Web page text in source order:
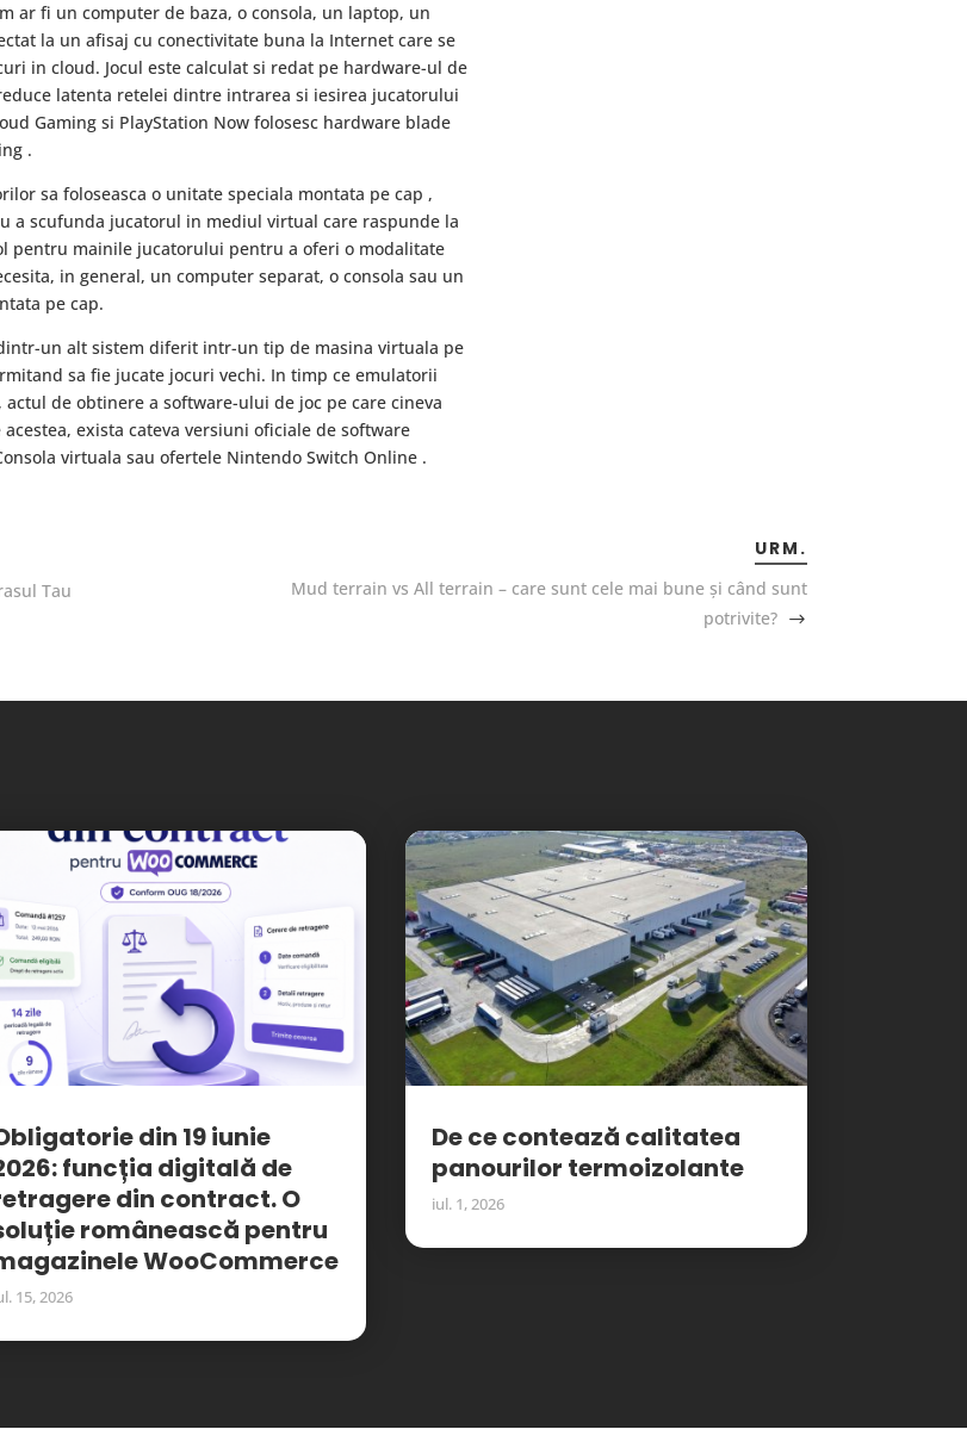
ar fi un computer de baza, o consola, un laptop, un
la un afisaj cu conectivitate buna la Internet care se
in cloud. Jocul este calculat si redat pe hardware-ul de
latenta retelei dintre intrarea si iesirea jucatorului
Gaming si PlayStation Now folosesc hardware blade
.
sa foloseasca o unitate speciala montata pe cap ,
a scufunda jucatorul in mediul virtual care raspunde la
pentru mainile jucatorului pentru a oferi o modalitate
in general, un computer separat, o consola sau un
pe cap.
un alt sistem diferit intr-un tip de masina virtuala pe
sa fie jucate jocuri vechi. In timp ce emulatorii
de obtinere a software-ului de joc pe care cineva
exista cateva versiuni oficiale de software
virtuala sau ofertele Nintendo Switch Online .
Tau
URM.
Mud terrain vs All terrain – care sunt cele mai bune și când sunt
potrivite?
din 19 iunie
funcția digitală de
din contract. O
românească pentru
WooCommerce
15, 2026
De ce contează calitatea
panourilor termoizolante
iul. 1, 2026